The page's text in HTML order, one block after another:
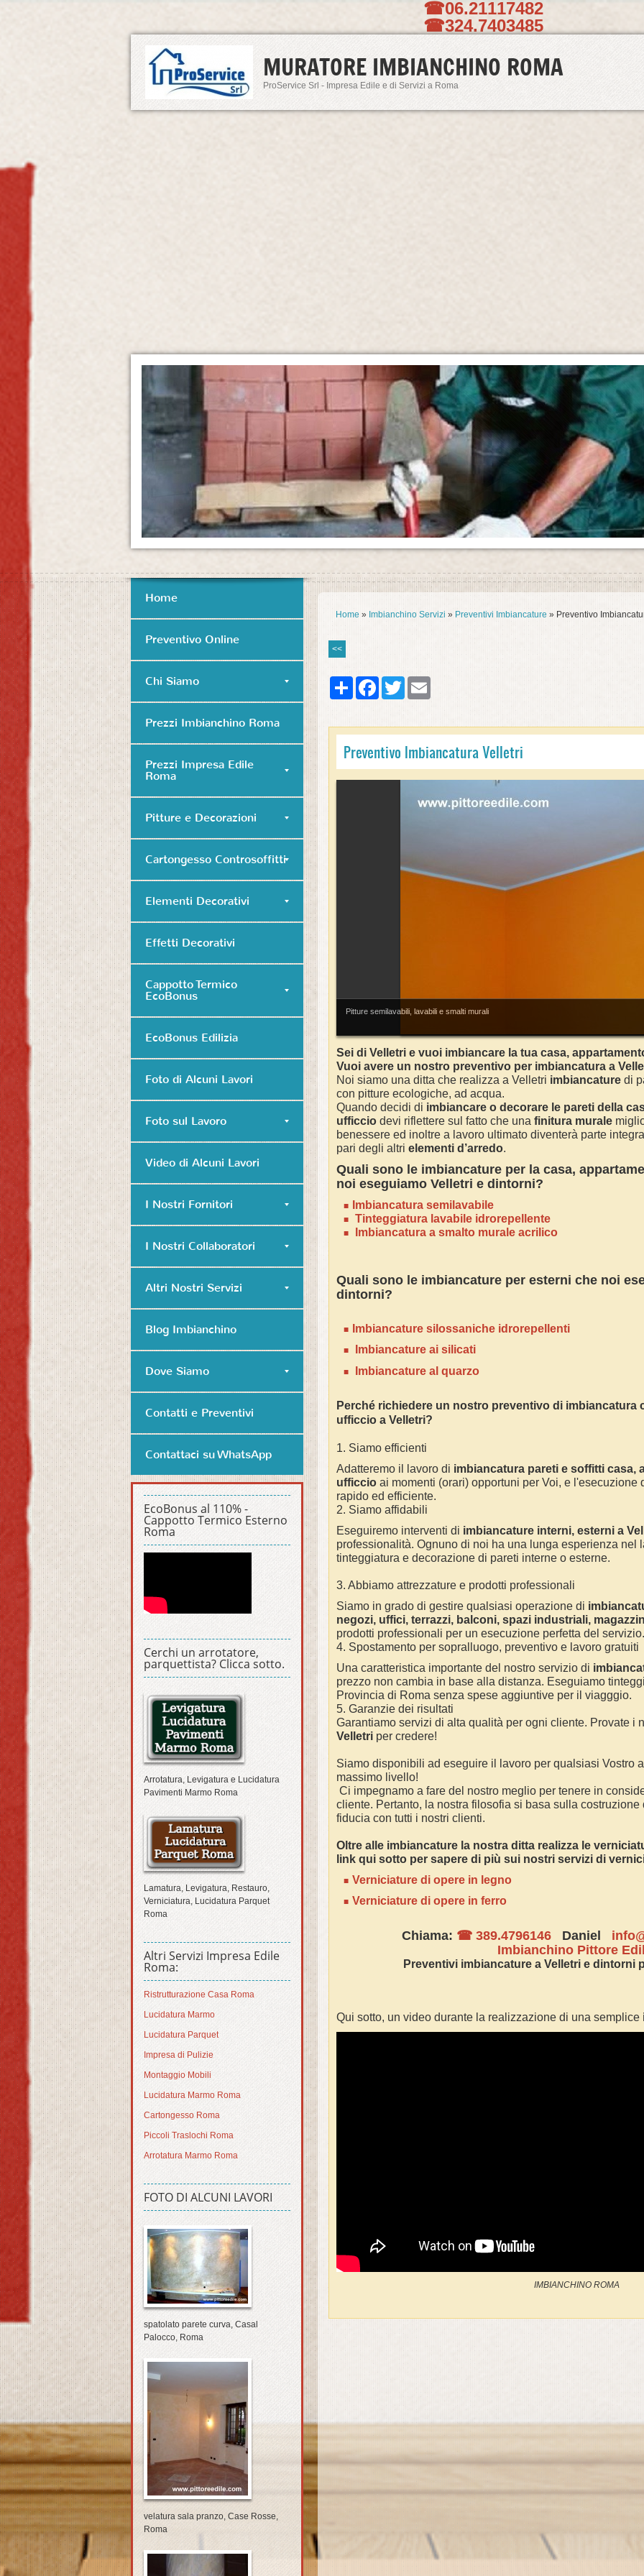
☎06.21117482
☎324.7403485
MURATORE IMBIANCHINO ROMA
ProService Srl - Impresa Edile e di Servizi a Roma
Home » Imbianchino Servizi » Preventivi Imbiancature » Preventivo
<<
Share FacebookTwitter
Preventivo Imbiancatura Velletri
Pitture semilavabili, lavabili e smalti murali
Sei di Velletri e vuoi imbiancare la tua casa,
Vuoi avere un nostro preventivo per imbiancatura a
Noi siamo una ditta che realizza a Velletri imbiancature di
con pitture ecologiche, ad acqua.
Quando decidi di imbiancare o decorare le pareti della
ufficcio devi riflettere sul fatto che una finitura murale
benessere ed inoltre a lavoro ultimato diventerà parte
pari degli altri elementi d’arredo.
Quali sono le imbiancature per la casa,
noi eseguiamo Velletri e dintorni?
Imbiancatura semilavabile
Tinteggiatura lavabile idrorepellente
Imbiancatura a smalto murale acrilico
Quali sono le imbiancature per esterni che noi
dintorni?
mbiancature silossaniche idrorepellenti
Imbiancature ai silicati
Imbiancature al quarzo
Perché richiedere un nostro preventivo di imbiancatura
ufficcio a Velletri?
1. Siamo efficienti
Adatteremo il lavoro di imbiancatura pareti e soffitti casa,
ufficcio ai momenti (orari) opportuni per Voi, e l'esecuzione
rapido ed efficiente.
2. Siamo affidabili
Eseguiremo interventi di imbiancature interni, esterni a
professionalità. Ognuno di noi ha una lunga esperienza nel
tinteggiatura e decorazione di pareti interne o esterne.
3. Abbiamo attrezzature e prodotti professionali
Siamo in grado di gestire qualsiasi operazione di imbianc
negozi, uffici, terrazzi, balconi, spazi industriali,
prodotti professionali per un esecuzione perfetta del servizio.
4. Spostamento per sopralluogo, preventivo e lavoro gratuiti
Una caratteristica importante del nostro servizio di imbianc
prezzo non cambia in base alla distanza. Eseguiamo
Provincia di Roma senza spese aggiuntive per il viagggio.
5. Garanzie dei risultati
Garantiamo servizi di alta qualità per ogni cliente. Provate i
Velletri per credere!
Siamo disponibili ad eseguire il lavoro per qualsiasi Vostro
massimo livello!
Ci impegnamo a fare del nostro meglio per tenere in
cliente. Pertanto, la nostra filosofia si basa sulla
fiducia con tutti i nostri clienti.
Oltre alle imbiancature la nostra ditta realizza le
link qui sotto per sapere di più sui nostri servizi di
Verniciature di opere in legno
Verniciature di opere in ferro
Chiama: ☎ 389.4796146Daniel
Imbianchino Pittore
Preventivi imbiancature a Velletrie dintorni
Qui sotto, un video durante la realizzazione di una semplice
IMBIANCHINO ROMA
Home
Preventivo Online
Chi Siamo
Prezzi Imbianchino Roma
Prezzi Impresa Edile
Roma
Pitture e Decorazioni
Cartongesso Controsoffitti
Elementi Decorativi
Effetti Decorativi
Cappotto Termico
EcoBonus
EcoBonus Edilizia
Foto di Alcuni Lavori
Foto sul Lavoro
Video di Alcuni Lavori
I Nostri Fornitori
I Nostri Collaboratori
Altri Nostri Servizi
Blog Imbianchino
Dove Siamo
Contatti e Preventivi
Contattaci su WhatsApp
EcoBonus al 110% -
Cappotto Termico Esterno
Roma
Cerchi un arrotatore,
parquettista? Clicca sotto.
Arrotatura, Levigatura e Lucidatura
Pavimenti Marmo Roma
Lamatura, Levigatura, Restauro,
Verniciatura, Lucidatura Parquet
Roma
Altri Servizi Impresa Edile
Roma:
Ristrutturazione Casa Roma
Lucidatura Marmo
Lucidatura Parquet
Impresa di Pulizie
Montaggio Mobili
Lucidatura Marmo Roma
Cartongesso Roma
Piccoli Traslochi Roma
Arrotatura Marmo Roma
FOTO DI ALCUNI LAVORI
spatolato parete curva, Casal
Palocco, Roma
velatura sala pranzo, Case Rosse,
Roma